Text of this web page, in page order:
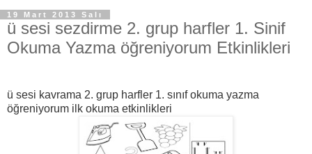
19 Mart 2013 Salı
ü sesi sezdirme 2. grup harfler 1. Sinif
Okuma Yazma öğreniyorum Etkinlikleri
ü sesi kavrama 2. grup harfler 1. sınıf okuma yazma
öğreniyorum ilk okuma etkinlikleri